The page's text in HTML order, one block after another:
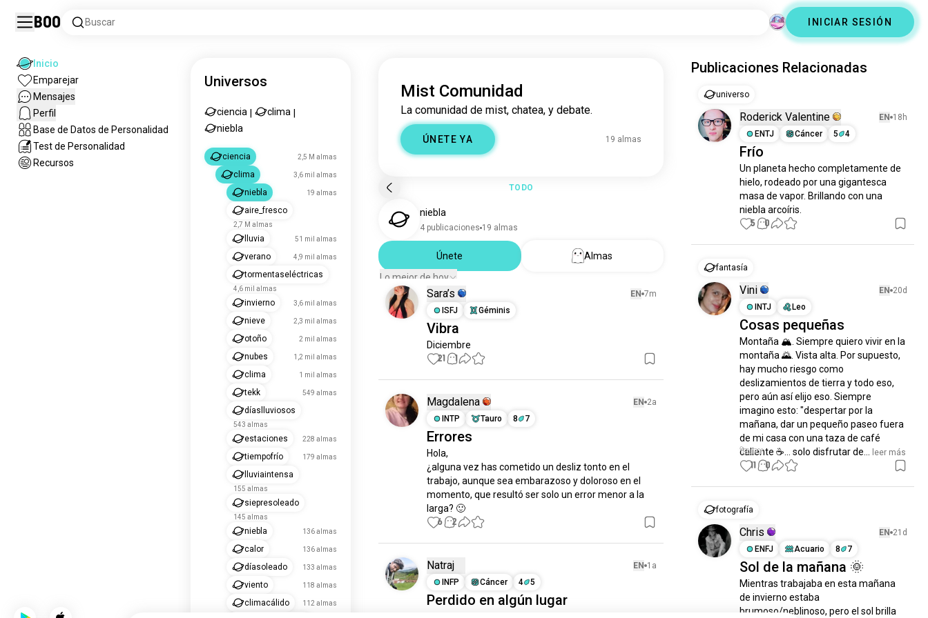
Boo Buscar INICIAR SESIÓN
Inicio
Emparejar
Mensajes
Perfil
Base de Datos de Personalidad
Test de Personalidad
Recursos
Universos
ciencia clima
niebla
ciencia 2,5 M almas
clima 3,6 mil almas
niebla 19 almas
aire_fresco
2,7 M almas
lluvia 51 mil almas
verano 4,9 mil almas
tormentaseléctricas
4,6 mil almas
invierno 3,6 mil almas
nieve 2,3 mil almas
otoño 2 mil almas
nubes 1,2 mil almas
clima 1 mil almas
tekk 549 almas
díaslluviosos
543 almas
estaciones 228 almas
tiempofrío 179 almas
lluviaintensa
155 almas
siepresoleado
145 almas
niebla 136 almas
calor 136 almas
díasoleado 133 almas
viento 118 almas
climacálido 112 almas
Mist Comunidad
La comunidad de mist, chatea, y debate.
ÚNETE YA 19 almas
TODO
niebla
4 publicaciones 19 almas
Únete
Almas
Lo mejor de hoy
Sara’s EN 7m
ISFJ
Géminis
Vibra
Diciembre
21 1
Magdalena EN 2a
INTP
Tauro 8 7
Errores
Hola,
¿alguna vez has cometido un desliz tonto en el
trabajo, aunque sea embarazoso y doloroso en el
momento, que resultó ser solo un error menor a la
larga? 🙂
6 2
Natraj EN 1a
INFP
Cáncer 4 5
Perdido en algún lugar
Publicaciones Relacionadas
universo
Roderick Valentine EN 18h
ENTJ
Cáncer 5 4
Frío
Un planeta hecho completamente de
hielo, rodeado por una gigantesca
masa de vapor. Brillando con una
niebla arcoíris.
5 0
fantasía
Vini EN 20d
INTJ
Leo
Cosas pequeñas
Montaña 🏔️. Siempre quiero vivir en la
montaña 🌄. Vista alta. Por supuesto,
hay mucho riesgo como
deslizamientos de tierra y todo eso,
pero aún así elijo eso. Siempre
imagino esto: "despertar por la
mañana, dar un pequeño paseo fuera
de mi casa con una taza de café
caliente ☕... solo disfrutar de...
leer más
11 0
fotografía
Chris EN 21d
ENFJ
Acuario 8 7
Sol de la mañana 🌞
Mientras trabajaba en esta mañana
de invierno estaba
brumoso/neblinoso, pero el sol brilla